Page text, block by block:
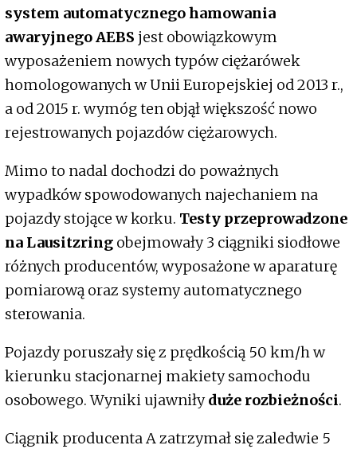
system automatycznego hamowania
awaryjnego AEBS jest obowiązkowym
wyposażeniem nowych typów ciężarówek
homologowanych w Unii Europejskiej od 2013 r.,
a od 2015 r. wymóg ten objął większość nowo
rejestrowanych pojazdów ciężarowych.
Mimo to nadal dochodzi do poważnych
wypadków spowodowanych najechaniem na
pojazdy stojące w korku. Testy przeprowadzone
na Lausitzring obejmowały 3 ciągniki siodłowe
różnych producentów, wyposażone w aparaturę
pomiarową oraz systemy automatycznego
sterowania.
Pojazdy poruszały się z prędkością 50 km/h w
kierunku stacjonarnej makiety samochodu
osobowego. Wyniki ujawniłyduże rozbieżności.
Ciągnik producenta A zatrzymał się zaledwie 5